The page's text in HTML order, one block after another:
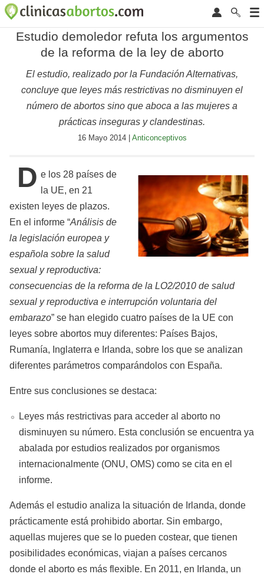
Estudio demoledor refuta los argumentos
de la reforma de la ley de aborto
El estudio, realizado por la Fundación Alternativas,
concluye que leyes más restrictivas no disminuyen el
número de abortos sino que aboca a las mujeres a
prácticas inseguras y clandestinas.
16 Mayo 2014 | Anticonceptivos
D e los 28 países de
la UE, en 21
existen leyes de plazos.
En el informe “Análisis de
la legislación europea y
española sobre la salud
sexual y reproductiva:
consecuencias de la reforma de la LO2/2010 de salud
sexual y reproductiva e interrupción voluntaria del
embarazo” se han elegido cuatro países de la UE con
leyes sobre abortos muy diferentes: Países Bajos,
Rumanía, Inglaterra e Irlanda, sobre los que se analizan
diferentes parámetros comparándolos con España.
Entre sus conclusiones se destaca:
Leyes más restrictivas para acceder al aborto no
disminuyen su número. Esta conclusión se encuentra ya
abalada por estudios realizados por organismos
internacionalmente (ONU, OMS) como se cita en el
informe.
Además el estudio analiza la situación de Irlanda, donde
prácticamente está prohibido abortar. Sin embargo,
aquellas mujeres que se lo pueden costear, que tienen
posibilidades económicas, viajan a países cercanos
donde el aborto es más flexible. En 2011, en Irlanda, un